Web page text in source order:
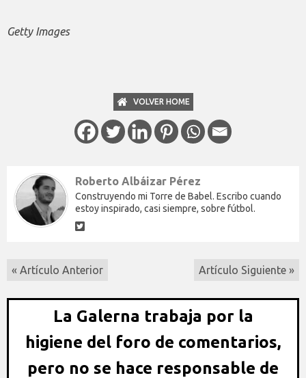
Getty Images
VOLVER HOME
Roberto Albáizar Pérez
Construyendo mi Torre de Babel. Escribo cuando
estoy inspirado, casi siempre, sobre fútbol.
« Artículo Anterior Artículo Siguiente »
La Galerna trabaja por la
higiene del foro de comentarios,
pero no se hace responsable de